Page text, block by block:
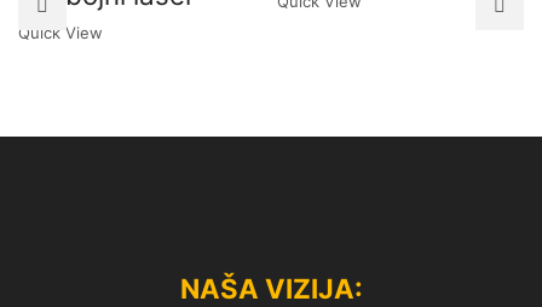
Quick View
NAŠA VIZIJA: